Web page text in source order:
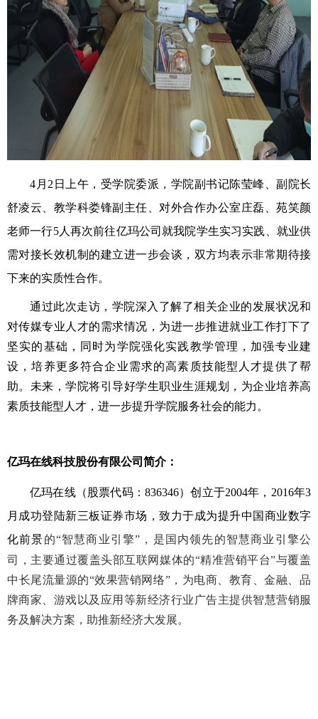
4月 2 日上午，受学院委派，学院副书记陈莹峰、副院长
舒凌云、教学科娄锋副主任、对外合作办公室庄磊、苑笑颜
老师一行5人再次前往亿玛公司就我院学生实习实践、就业供
需对接长效机制的建立进一步会谈，双方均表示非常期待接
下来的实质性合作。
通过此次走访，学院深入了解了相关企业的发展状况和
对传媒专业人才的需求情况，为进一步推进就业工作打下了
坚实的基础，同时为学院强化实践教学管理，加强专业建
设，培养更多符合企业需求的高素质技能型人才提供了帮
助。未来，学院将引导好学生职业生涯规划，为企业培养高
素质技能型人才，进一步提升学院服务社会的能力。
亿玛在线科技股份有限公司简介：
亿玛在线（股票代码： 836346）创立于2004年， 2016年3
月成功登陆新三板证券市场，致力于成为提升中国商业数字
化前景的“智慧商业引擎” ，是国内领先的智慧商业引擎公
司，主要通过覆盖头部互联网媒体的“精准营销平台”与覆盖
中长尾流量源的“效果营销网络”，为电商、教育、金融、品
牌商家、游戏以及应用等新经济行业广告主提供智慧营销服
务及解决方案，助推新经济大发展。